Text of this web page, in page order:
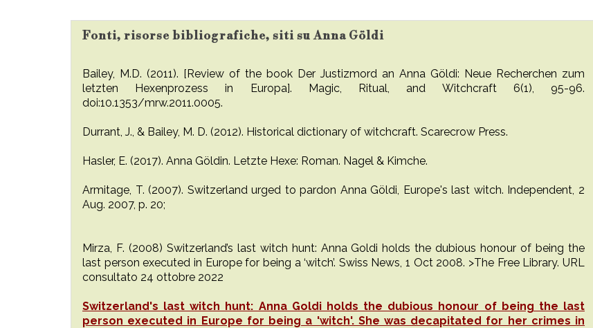
Fonti, risorse bibliografiche, siti su Anna Göldi
Bailey, M.D. (2011). [Review of the book Der Justizmord an Anna Göldi: Neue Recherchen zum
letzten Hexenprozess in Europa]. Magic, Ritual, and Witchcraft 6(1), 95-96.
doi:10.1353/mrw.2011.0005.
Durrant, J., & Bailey, M. D. (2012). Historical dictionary of witchcraft. Scarecrow Press.
Hasler, E. (2017). Anna Göldin. Letzte Hexe: Roman. Nagel & Kimche.
Armitage, T. (2007). Switzerland urged to pardon Anna Göldi, Europe's last witch. Independent, 2
Aug. 2007, p. 20;
Mirza, F. (2008) Switzerland’s last witch hunt: Anna Goldi holds the dubious honour of being the
last person executed in Europe for being a ‘witch’. Swiss News, 1 Oct 2008. >The Free Library. URL
consultato 24 ottobre 2022
Switzerland's last witch hunt: Anna Goldi holds the dubious honour of being the last
person executed in Europe for being a 'witch'. She was decapitated for her crimes in